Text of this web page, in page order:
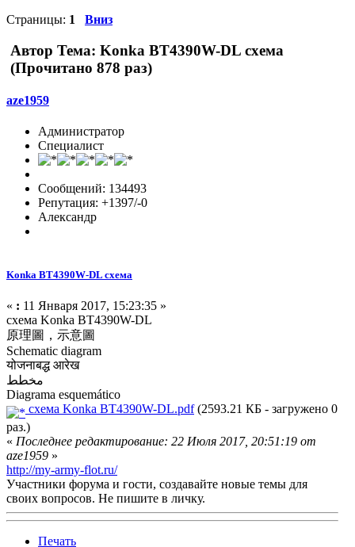
Страницы: 1 Вниз
Автор Тема: Konka BT4390W-DL схема
(Прочитано 878 раз)
aze1959
Администратор
Специалист
Сообщений: 134493
Репутация: +1397/-0
Александр
Konka BT4390W-DL схема
« : 11 Января 2017, 15:23:35 »
схема Konka BT4390W-DL
原理圖，示意圖
Schematic diagram
योजनाबद्ध आरेख
مخطط
Diagrama esquemático
схема Konka BT4390W-DL.pdf(2593.21 КБ - загружено 0
раз.)
« Последнее редактирование: 22 Июля 2017, 20:51:19 от
aze1959 »
http://my-army-flot.ru/
Участники форума и гости, создавайте новые темы для
своих вопросов. Не пишите в личку.
Печать